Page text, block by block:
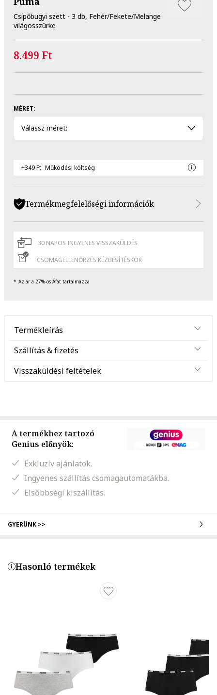
Csípőbugyi szett - 3 db, Fehér/Fekete/Melange
világosszürke
8.499 Ft
MÉRET:
Válassz méret:
+349 Ft Működési költség
Termékmegfelelőségi információk
30 NAPOS INGYENES VISSZAKÜLDÉS
CSOMAGELLENŐRZÉS KÉZBESÍTÉSKOR
Az ár a 27%-os Áfát tartalmazza
Termékleírás
Szállítás & fizetés
Visszaküldési feltételek
A termékhez tartozó
Genius előnyök:
Exkluzív ajánlatok.
Ingyenes szállítás csomagautomatákba.
Elsőbbségi kiszállítás.
GYERÜNK >>
Hasonló termékek